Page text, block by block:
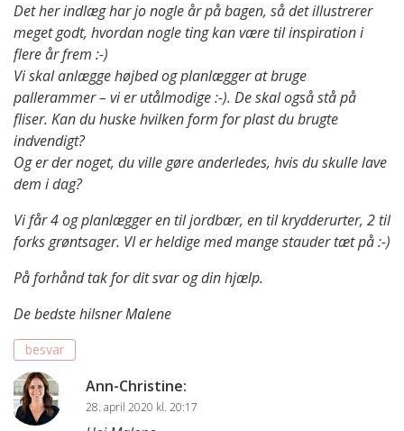
Det her indlæg har jo nogle år på bagen, så det illustrerer
meget godt, hvordan nogle ting kan være til inspiration i
flere år frem :-)
Vi skal anlægge højbed og planlægger at bruge
pallerammer – vi er utålmodige :-). De skal også stå på
fliser. Kan du huske hvilken form for plast du brugte
indvendigt?
Og er der noget, du ville gøre anderledes, hvis du skulle lave
dem i dag?
Vi får 4 og planlægger en til jordbær, en til krydderurter, 2 til
forks grøntsager. VI er heldige med mange stauder tæt på :-)
På forhånd tak for dit svar og din hjælp.
De bedste hilsner Malene
besvar
Ann-Christine:
28. april 2020 kl. 20:17